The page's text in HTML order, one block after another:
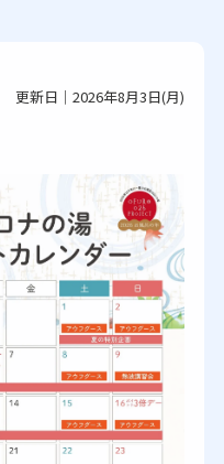
更新日｜2026年8月3日(月)